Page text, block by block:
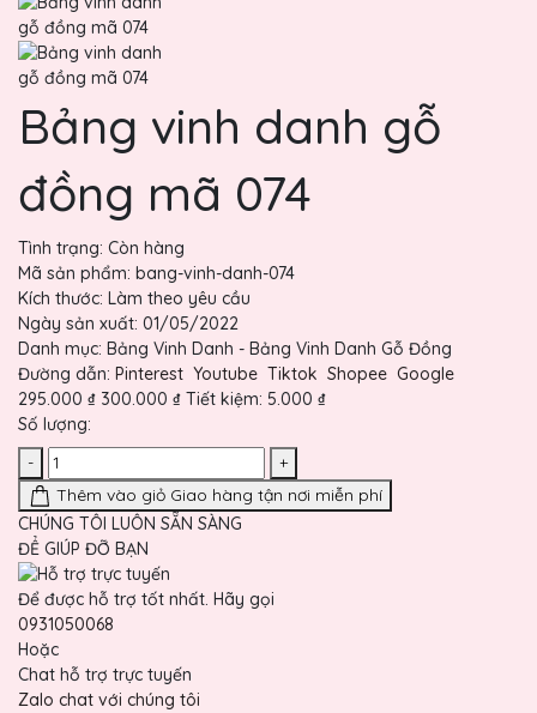
Bảng vinh danh gỗ
đồng mã 074
Tình trạng: Còn hàng
Mã sản phẩm: bang-vinh-danh-074
Kích thước: Làm theo yêu cầu
Ngày sản xuất: 01/05/2022
Danh mục: Bảng Vinh Danh - Bảng Vinh Danh Gỗ Đồng
Đường dẫn: Pinterest Youtube Tiktok Shopee Google
295.000 ₫ 300.000 ₫ Tiết kiệm: 5.000 ₫
Số lượng:
-
+
Thêm vào giỏ Giao hàng tận nơi miễn phí
CHÚNG TÔI LUÔN SẴN SÀNG
ĐỂ GIÚP ĐỠ BẠN
Để được hỗ trợ tốt nhất. Hãy gọi
0931050068
Hoặc
Chat hỗ trợ trực tuyến
Zalo chat với chúng tôi